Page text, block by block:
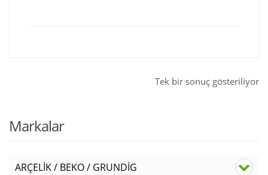
Tek bir sonuç gösteriliyor
Markalar
ARÇELİK / BEKO / GRUNDİG